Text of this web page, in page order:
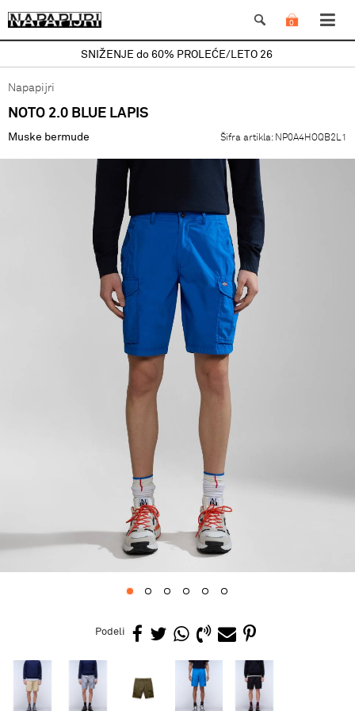
0
SNIŽENJE do 60% PROLEĆE/LETO 26
Napapijri
NOTO 2.0 BLUE LAPIS
Muske bermude Šifra artikla: NP0A4HOQB2L1
Podeli